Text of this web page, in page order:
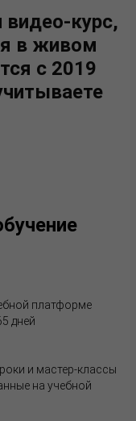
курс,
в живом
с 2019
платформе
дней
и мастер-классы
на учебной